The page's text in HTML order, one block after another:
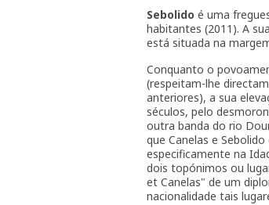
Sebolido é uma
habitantes (2011). A
está situada na
Conquanto o
(respeitam-lhe
anteriores), a sua
séculos, pelo
outra banda do rio
que Canelas e
especificamente na
dois topónimos ou
et Canelas" de um
nacionalidade tais